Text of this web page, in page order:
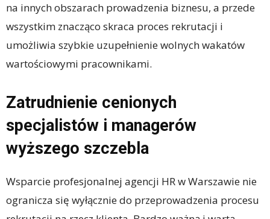
na innych obszarach prowadzenia biznesu, a przede
wszystkim znacząco skraca proces rekrutacji i
umożliwia szybkie uzupełnienie wolnych wakatów
wartościowymi pracownikami.
Zatrudnienie cenionych
specjalistów i managerów
wyższego szczebla
Wsparcie profesjonalnej agencji HR w Warszawie nie
ogranicza się wyłącznie do przeprowadzenia procesu